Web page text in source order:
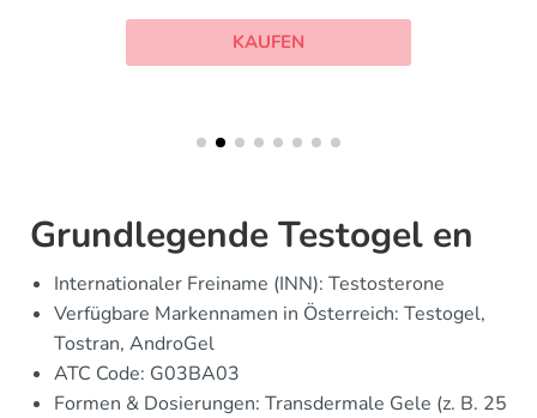
KAUFEN
Grundlegende Testogel en
Internationaler Freiname (INN): Testosterone
Verfügbare Markennamen in Österreich: Testogel,
Tostran, AndroGel
ATC Code: G03BA03
Formen & Dosierungen: Transdermale Gele (z. B. 25